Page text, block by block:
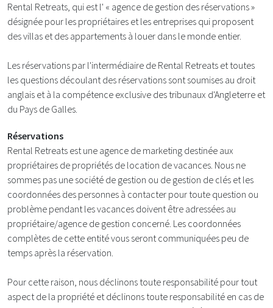
Rental Retreats, qui est l' « agence de gestion des réservations »
désignée pour les propriétaires et les entreprises qui proposent
des villas et des appartements à louer dans le monde entier.
Les réservations par l'intermédiaire de Rental Retreats et toutes
les questions découlant des réservations sont soumises au droit
anglais et à la compétence exclusive des tribunaux d'Angleterre et
du Pays de Galles.
Réservations
Rental Retreats est une agence de marketing destinée aux
propriétaires de propriétés de location de vacances. Nous ne
sommes pas une société de gestion ou de gestion de clés et les
coordonnées des personnes à contacter pour toute question ou
problème pendant les vacances doivent être adressées au
propriétaire/agence de gestion concerné. Les coordonnées
complètes de cette entité vous seront communiquées peu de
temps après la réservation.
Pour cette raison, nous déclinons toute responsabilité pour tout
aspect de la propriété et déclinons toute responsabilité en cas de